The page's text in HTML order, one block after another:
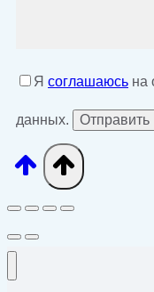
Я соглашаюсь на
данных.